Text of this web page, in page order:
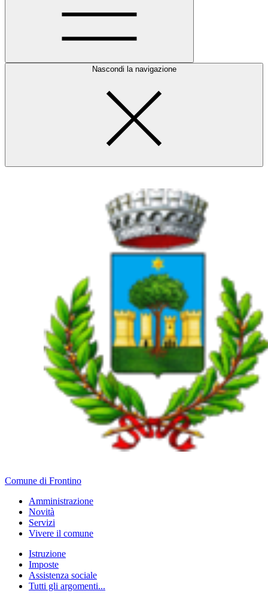
Nascondi la navigazione
Comune di Frontino
Amministrazione
Novità
Servizi
Vivere il comune
Istruzione
Imposte
Assistenza sociale
Tutti gli argomenti...